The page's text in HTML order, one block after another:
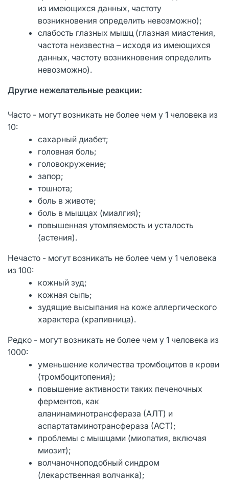
из имеющихся данных, частоту
возникновения определить невозможно);
слабость глазных мышц (глазная миастения,
частота неизвестна – исходя из имеющихся
данных, частоту возникновения определить
невозможно).
Другие нежелательные реакции:
Часто - могут возникать не более чем у 1 человека из
10:
сахарный диабет;
головная боль;
головокружение;
запор;
тошнота;
боль в животе;
боль в мышцах (миалгия);
повышенная утомляемость и усталость
(астения).
Нечасто - могут возникать не более чем у 1 человека
из 100:
кожный зуд;
кожная сыпь;
зудящие высыпания на коже аллергического
характера (крапивница).
Редко - могут возникать не более чем у 1 человека из
1000:
уменьшение количества тромбоцитов в крови
(тромбоцитопения);
повышение активности таких печеночных
ферментов, как
аланинаминотрансфераза (АЛТ) и
аспартатаминотрансфераза (АСТ);
проблемы с мышцами (миопатия, включая
миозит);
волчаночноподобный синдром
(лекарственная волчанка);